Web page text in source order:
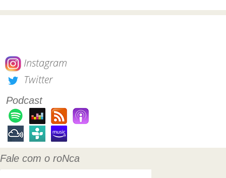
Instagram
Twitter
Podcast
Fale com o roNca